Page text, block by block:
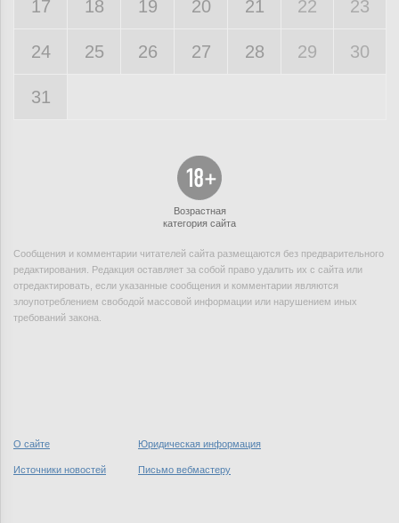
17 18 19 20 21 22 23
24 25 26 27 28 29 30
31
Возрастная
категория сайта
Сообщения и комментарии читателей сайта размещаются без предварительного
редактирования. Редакция оставляет за собой право удалить их с сайта или
отредактировать, если указанные сообщения и комментарии являются
злоупотреблением свободой массовой информации или нарушением иных
требований закона.
О сайте Юридическая информация
Источники новостей Письмо вебмастеру